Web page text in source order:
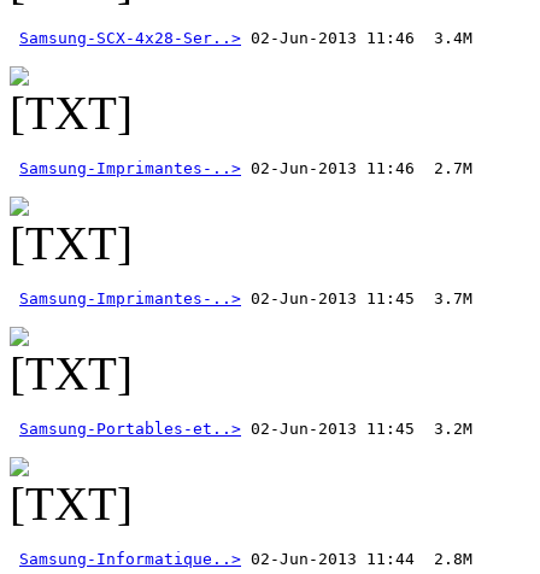
Samsung-SCX-4x28-Ser..>
Samsung-Imprimantes-..>
Samsung-Imprimantes-..>
Samsung-Portables-et..>
Samsung-Informatique..>